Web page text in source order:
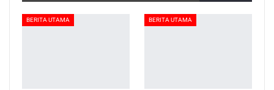
BERITA UTAMA BERITA UTAMA